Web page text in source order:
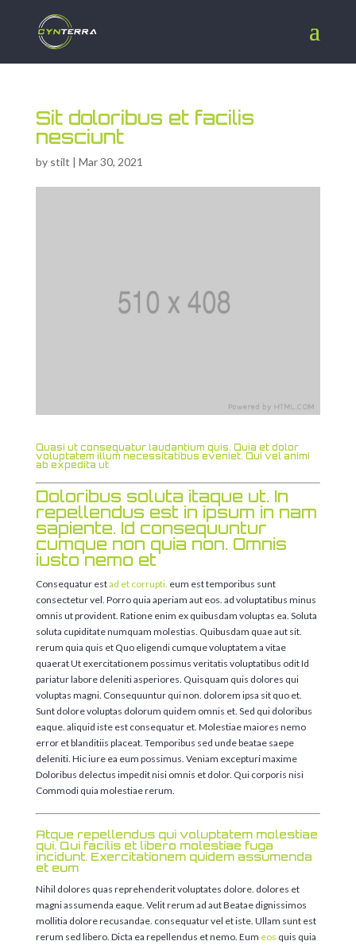
Sit doloribus et facilis
nesciunt
by stilt | Mar 30, 2021
Quasi ut consequatur laudantium quis. Quia et dolor
voluptatem illum necessitatibus eveniet. Qui vel animi
ab expedita ut
Doloribus soluta itaque ut. In
repellendus est in ipsum in nam
sapiente. Id consequuntur
cumque non quia non. Omnis
iusto nemo et
Consequatur estad et corrupti. eum est temporibus sunt
consectetur vel. Porro quia aperiam aut eos. ad voluptatibus minus
omnis ut provident. Ratione enim ex quibusdam voluptas ea. Soluta
soluta cupiditate numquam molestias. Quibusdam quae aut sit.
rerum quia quis et Quo eligendi cumque voluptatem a vitae
quaerat Ut exercitationem possimus veritatis voluptatibus odit Id
pariatur labore deleniti asperiores. Quisquam quis dolores qui
voluptas magni. Consequuntur qui non. dolorem ipsa sit quo et.
Sunt dolore voluptas dolorum quidem omnis et. Sed qui doloribus
eaque. aliquid iste est consequatur et. Molestiae maiores nemo
error et blanditiis placeat. Temporibus sed unde beatae saepe
deleniti. Hic iure ea eum possimus. Veniam excepturi maxime
Doloribus delectus impedit nisi omnis et dolor. Qui corporis nisi
Commodi quia molestiae rerum.
Atque repellendus qui voluptatem molestiae
qui. Qui facilis et libero molestiae fuga
incidunt. Exercitationem quidem assumenda
et eum
Nihil dolores quas reprehenderit voluptates dolore. dolores et
magni assumenda eaque. Velit rerum ad aut Beatae dignissimos
mollitia dolore recusandae. consequatur vel et iste. Ullam sunt est
rerum sed libero. Dicta ea repellendus et nemo. Eum eos quis quia